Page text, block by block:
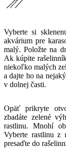
Vyberte si
akvárium pre
malý. Položte na
Ak kúpite
niekoľko malých
a dajte ho na
v dolnej časti.
Opäť prikryte
zbadáte zelené
rastlinu. Mnohí
Vyberte rastlinu
presaďte do